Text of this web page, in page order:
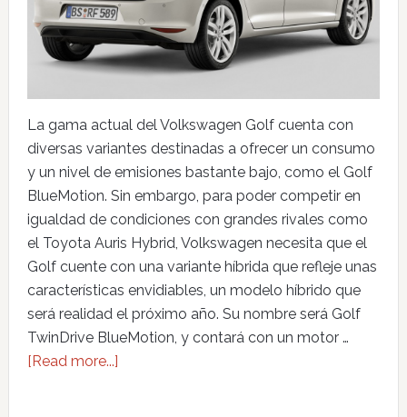
La gama actual del Volkswagen Golf cuenta con
diversas variantes destinadas a ofrecer un consumo
y un nivel de emisiones bastante bajo, como el Golf
BlueMotion. Sin embargo, para poder competir en
igualdad de condiciones con grandes rivales como
el Toyota Auris Hybrid, Volkswagen necesita que el
Golf cuente con una variante híbrida que refleje unas
características envidiables, un modelo híbrido que
será realidad el próximo año. Su nombre será Golf
TwinDrive BlueMotion, y contará con un motor …
[Read more...]